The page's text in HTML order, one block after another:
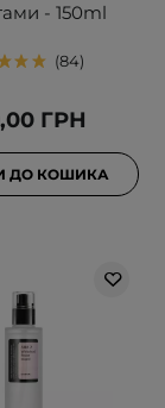
- 150ml
84
ГРН
ДО КОШИКА